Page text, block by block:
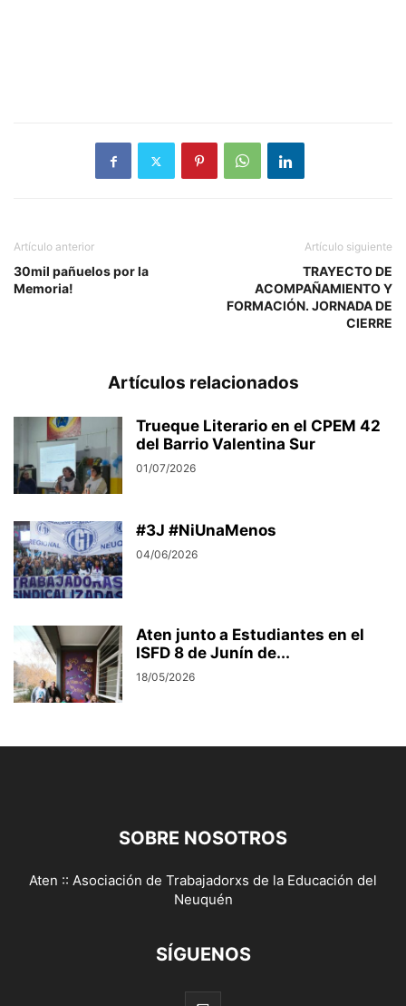
Artículo anterior
30mil pañuelos por la
Memoria!
Artículo siguiente
TRAYECTO DE
ACOMPAÑAMIENTO Y
FORMACIÓN. JORNADA DE
CIERRE
Artículos relacionados
Trueque Literario en el CPEM 42
del Barrio Valentina Sur
01/07/2026
#3J #NiUnaMenos
04/06/2026
Aten junto a Estudiantes en el
ISFD 8 de Junín de...
18/05/2026
SOBRE NOSOTROS
Aten :: Asociación de Trabajadorxs de la Educación del
Neuquén
SÍGUENOS